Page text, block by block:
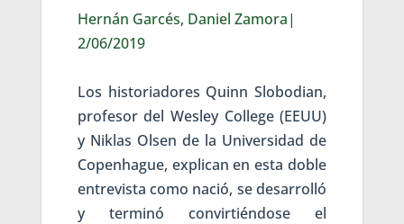
Hernán Garcés, Daniel Zamora|
2/06/2019
Los historiadores Quinn Slobodian,
profesor del Wesley College (EEUU)
y Niklas Olsen de la Universidad de
Copenhague, explican en esta doble
entrevista como nació, se desarrolló
y terminó convirtiéndose el